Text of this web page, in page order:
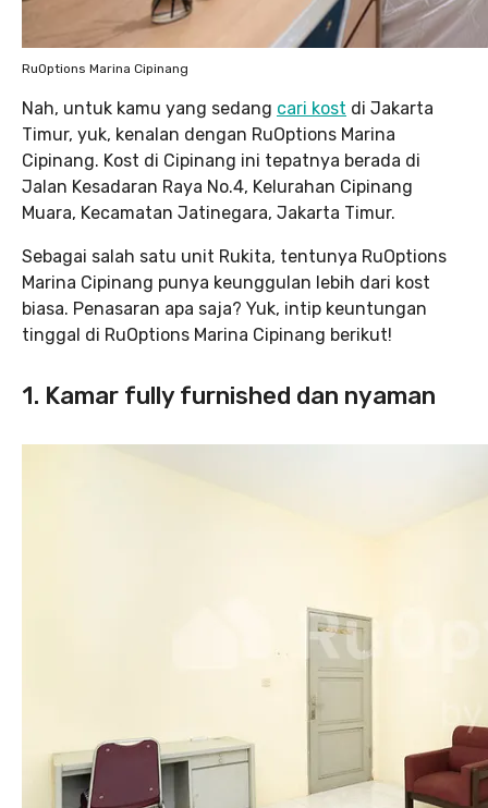
RuOptions Marina Cipinang
Nah, untuk kamu yang sedang cari kost di Jakarta
Timur, yuk, kenalan dengan RuOptions Marina
Cipinang. Kost di Cipinang ini tepatnya berada di
Jalan Kesadaran Raya No.4, Kelurahan Cipinang
Muara, Kecamatan Jatinegara, Jakarta Timur.
Sebagai salah satu unit Rukita, tentunya RuOptions
Marina Cipinang punya keunggulan lebih dari kost
biasa. Penasaran apa saja? Yuk, intip keuntungan
tinggal di RuOptions Marina Cipinang berikut!
1. Kamar fully furnished dan nyaman